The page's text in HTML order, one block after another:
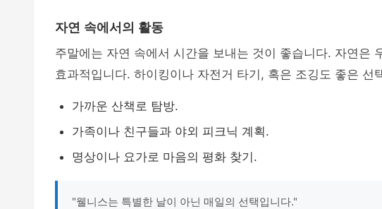
자연 속에서의 활동
주말에는 자연 속에서 시간을 보내는 것이 좋습니다. 자연은
효과적입니다. 하이킹이나 자전거 타기, 혹은 조깅도 좋은 선
가까운 산책로 탐방.
가족이나 친구들과 야외 피크닉 계획.
명상이나 요가로 마음의 평화 찾기.
"웰니스는 특별한 날이 아닌 매일의 선택입니다."